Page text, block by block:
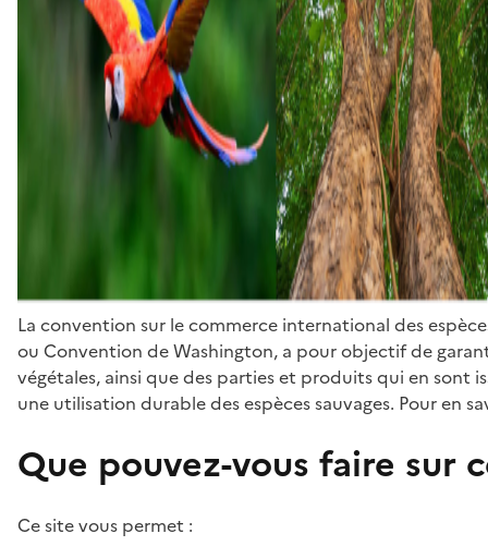
La convention sur le commerce international des
ou Convention de Washington, a pour objectif de
végétales, ainsi que des parties et produits qui en sont
une utilisation durable des espèces sauvages. Pour en
Que pouvez-vous faire sur
Ce site vous permet :